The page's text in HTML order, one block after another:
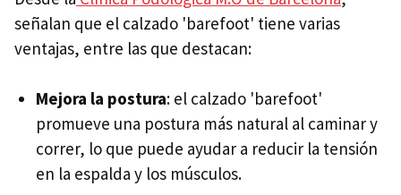
señalan que el calzado 'barefoot' tiene varias
ventajas, entre las que destacan:
Mejora la postura: el calzado 'barefoot'
promueve una postura más natural al caminar y
correr, lo que puede ayudar a reducir la tensión
en la espalda y los músculos.